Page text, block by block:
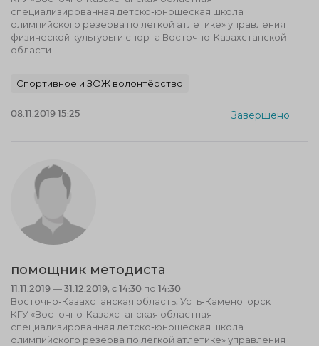
специализированная детско-юношеская школа
олимпийского резерва по легкой атлетике» управления
физической культуры и спорта Восточно-Казахстанской
области
Спортивное и ЗОЖ волонтёрство
08.11.2019 15:25 Завершено
помощник методиста
11.11.2019 — 31.12.2019, c 14:30 по 14:30
Восточно-Казахстанская область, Усть-Каменогорск
КГУ «Восточно-Казахстанская областная
специализированная детско-юношеская школа
олимпийского резерва по легкой атлетике» управления